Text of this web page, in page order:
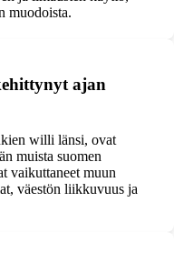
muodoista.
ajan
willi länsi, ovat
muista suomen
vaikuttaneet muun
väestön liikkuvuus ja